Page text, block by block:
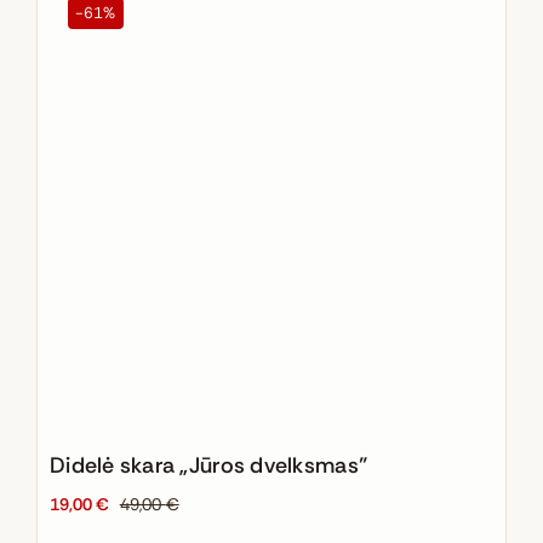
-61%
Didelė skara „Jūros dvelksmas”
49,00€
Original
19,00€
Current